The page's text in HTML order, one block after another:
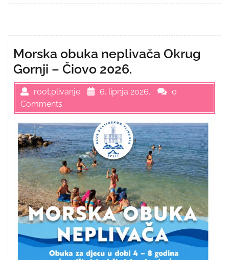
Morska obuka neplivača Okrug
Gornji – Čiovo 2026.
root.plivanje 6. lipnja 2026.
0
Comments